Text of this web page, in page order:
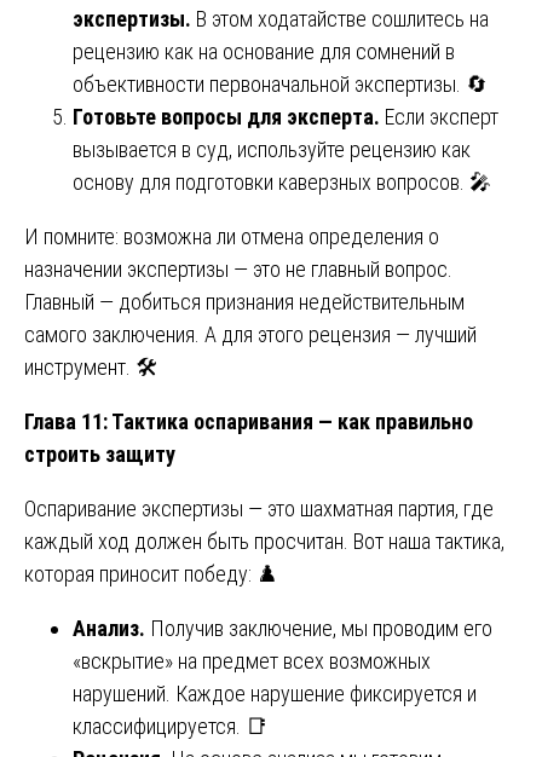
экспертизы. В этом ходатайстве сошлитесь на
рецензию как на основание для сомнений в
объективности первоначальной экспертизы. 🔄
Готовьте вопросы для эксперта. Если эксперт
вызывается в суд, используйте рецензию как
основу для подготовки каверзных вопросов. 🎤
И помните: возможна ли отмена определения о
назначении экспертизы — это не главный вопрос.
Главный — добиться признания недействительным
самого заключения. А для этого рецензия — лучший
инструмент. 🛠️
Глава 11: Тактика оспаривания — как правильно
строить защиту
Оспаривание экспертизы — это шахматная партия, где
каждый ход должен быть просчитан. Вот наша тактика,
которая приносит победу: ♟️
Анализ. Получив заключение, мы проводим его
«вскрытие» на предмет всех возможных
нарушений. Каждое нарушение фиксируется и
классифицируется. 📑